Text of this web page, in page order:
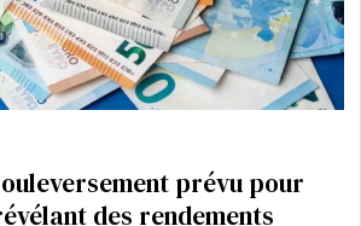
prévu pour
des rendements